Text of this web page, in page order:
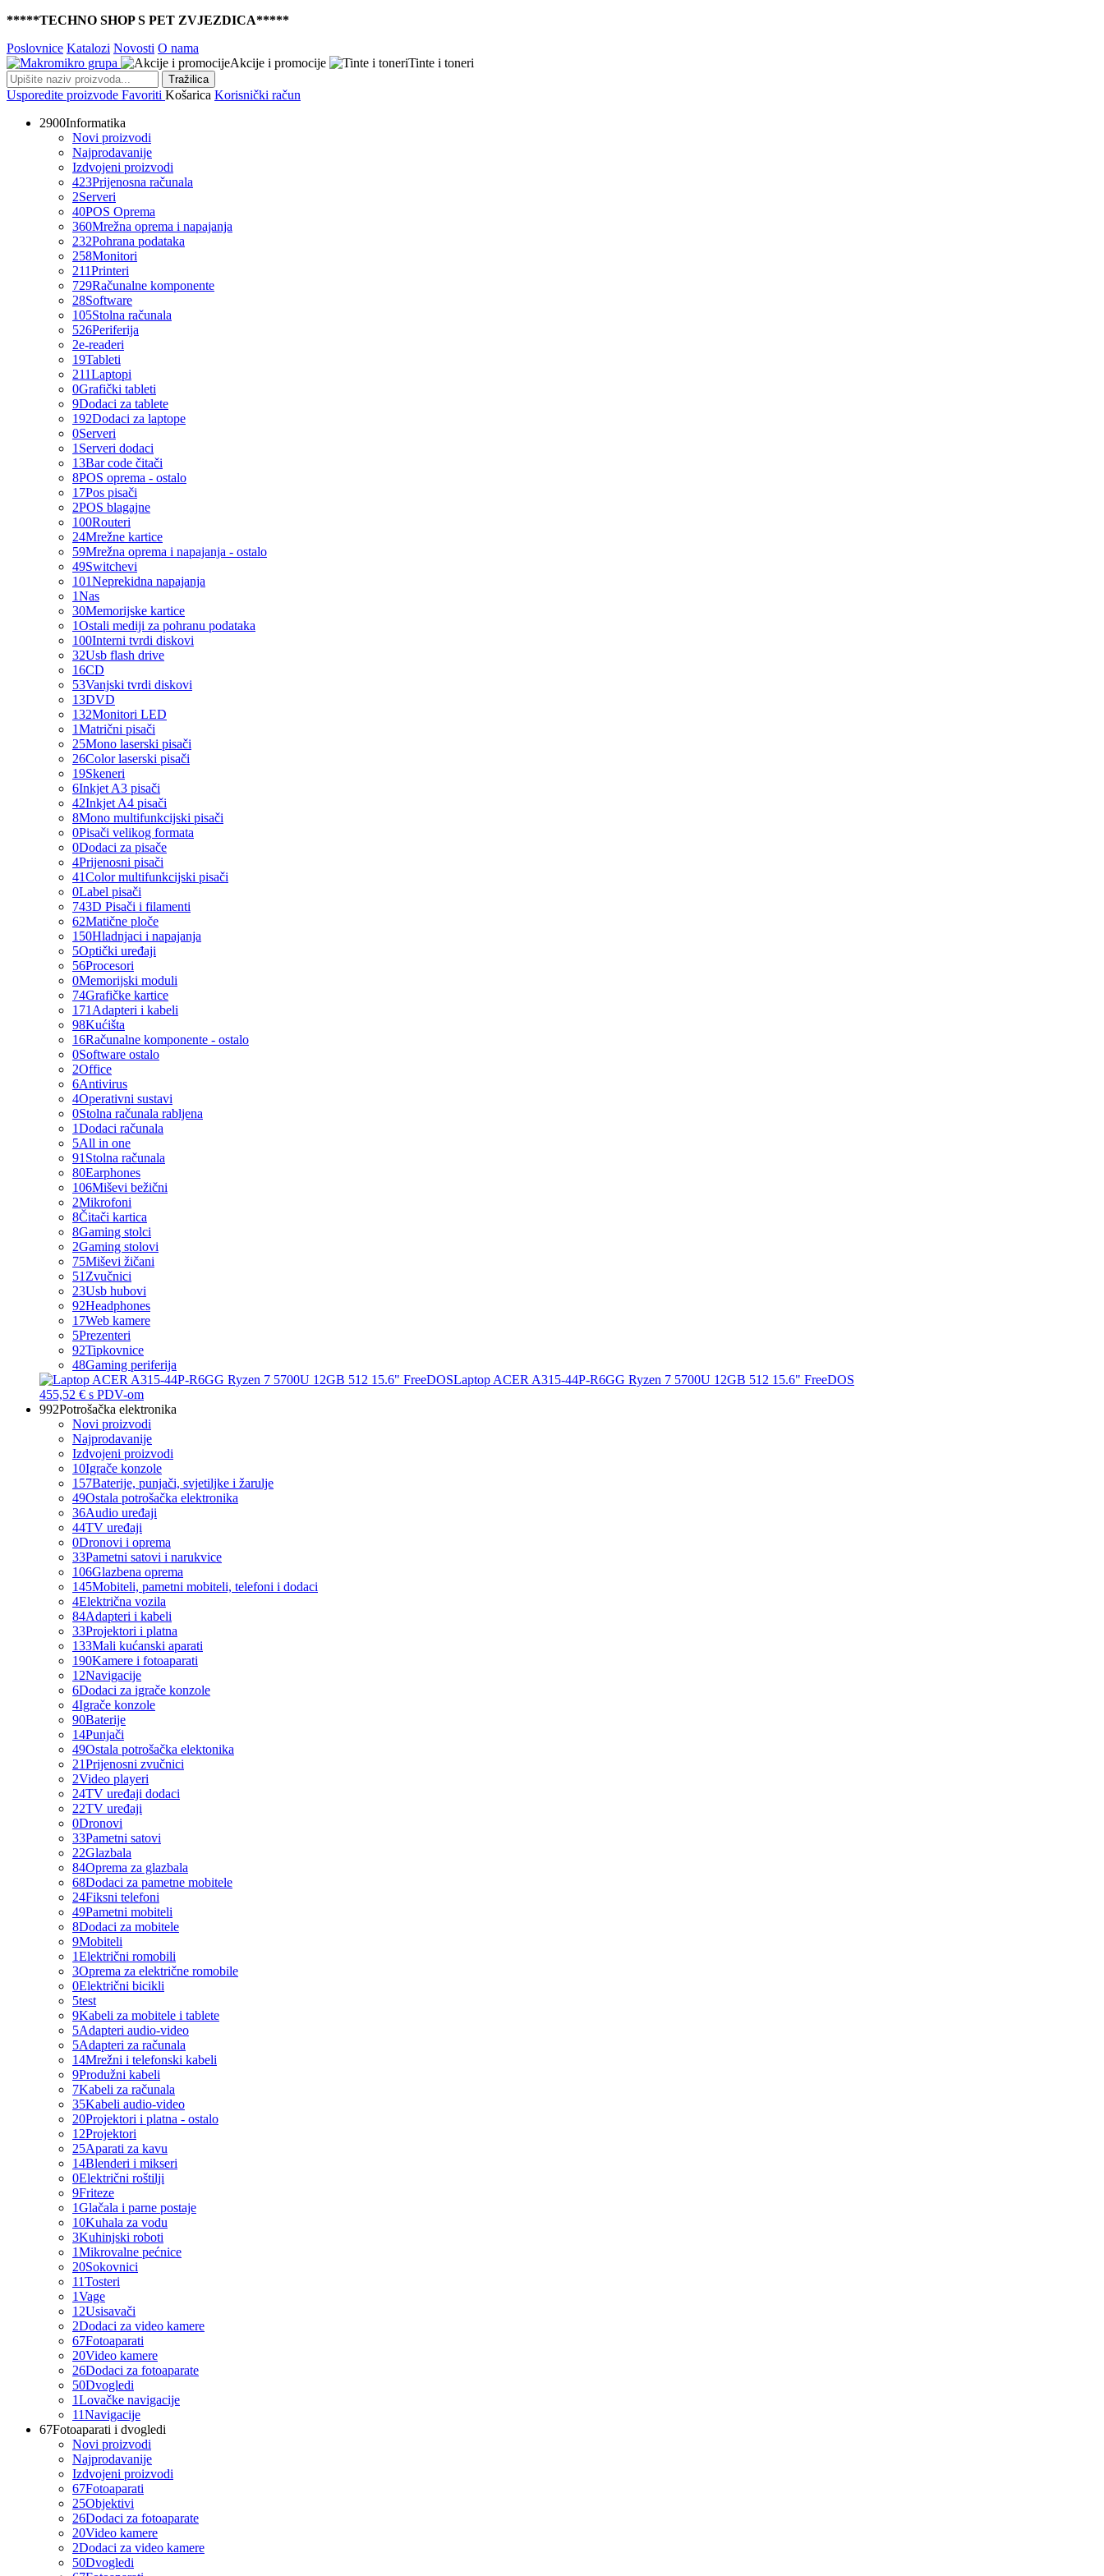
*****TECHNO SHOP S PET ZVJEZDICA*****
Poslovnice Katalozi Novosti O nama
Akcije i promocije
Tinte i toneri
Tražilica
Usporedite proizvode Favoriti Košarica Korisnički račun
2900Informatika
Novi proizvodi
Najprodavanije
Izdvojeni proizvodi
423Prijenosna računala
2Serveri
40POS Oprema
360Mrežna oprema i napajanja
232Pohrana podataka
258Monitori
211Printeri
729Računalne komponente
28Software
105Stolna računala
526Periferija
2e-readeri
19Tableti
211Laptopi
0Grafički tableti
9Dodaci za tablete
192Dodaci za laptope
0Serveri
1 Serveri dodaci
13Bar code čitači
8POS oprema - ostalo
17Pos pisači
2POS blagajne
100Routeri
24Mrežne kartice
59Mrežna oprema i napajanja - ostalo
49Switchevi
101Neprekidna napajanja
1Nas
30Memorijske kartice
1Ostali mediji za pohranu podataka
100Interni tvrdi diskovi
32Usb flash drive
16CD
53Vanjski tvrdi diskovi
13DVD
132Monitori LED
1Matrični pisači
25Mono laserski pisači
26Color laserski pisači
19Skeneri
6Inkjet A3 pisači
42Inkjet A4 pisači
8Mono multifunkcijski pisači
0Pisači velikog formata
0Dodaci za pisače
4Prijenosni pisači
41Color multifunkcijski pisači
0Label pisači
743D Pisači i filamenti
62Matične ploče
150Hladnjaci i napajanja
5Optički uređaji
56Procesori
0Memorijski moduli
74Grafičke kartice
171 Adapteri i kabeli
98Kućišta
16Računalne komponente - ostalo
0Software ostalo
2Office
6Antivirus
4Operativni sustavi
0Stolna računala rabljena
1Dodaci računala
5All in one
91 Stolna računala
80Earphones
106Miševi bežični
2Mikrofoni
8Čitači kartica
8Gaming stolci
2Gaming stolovi
75Miševi žičani
51 Zvučnici
23Usb hubovi
92Headphones
17Web kamere
5Prezenteri
92Tipkovnice
48Gaming periferija
Laptop ACER A315-44P-R6GG Ryzen 7 5700U 12GB 512 15.6" FreeDOS
455,52 € s PDV-om
992Potrošačka elektronika
Novi proizvodi
Najprodavanije
Izdvojeni proizvodi
10Igrače konzole
157Baterije, punjači, svjetiljke i žarulje
49Ostala potrošačka elektronika
36Audio uređaji
44TV uređaji
0Dronovi i oprema
33Pametni satovi i narukvice
106Glazbena oprema
145Mobiteli, pametni mobiteli, telefoni i dodaci
4Električna vozila
84Adapteri i kabeli
33Projektori i platna
133Mali kućanski aparati
190Kamere i fotoaparati
12Navigacije
6Dodaci za igrače konzole
4Igrače konzole
90Baterije
14Punjači
49Ostala potrošačka elektonika
21Prijenosni zvučnici
2Video playeri
24TV uređaji dodaci
22TV uređaji
0Dronovi
33Pametni satovi
22Glazbala
84Oprema za glazbala
68Dodaci za pametne mobitele
24Fiksni telefoni
49Pametni mobiteli
8Dodaci za mobitele
9Mobiteli
1Električni romobili
3Oprema za električne romobile
0Električni bicikli
5test
9Kabeli za mobitele i tablete
5Adapteri audio-video
5Adapteri za računala
14Mrežni i telefonski kabeli
9Produžni kabeli
7Kabeli za računala
35Kabeli audio-video
20Projektori i platna - ostalo
12Projektori
25Aparati za kavu
14Blenderi i mikseri
0Električni roštilji
9Friteze
1Glačala i parne postaje
10Kuhala za vodu
3Kuhinjski roboti
1Mikrovalne pećnice
20Sokovnici
11Tosteri
1Vage
12Usisavači
2Dodaci za video kamere
67Fotoaparati
20Video kamere
26Dodaci za fotoaparate
50Dvogledi
1Lovačke navigacije
11Navigacije
67Fotoaparati i dvogledi
Novi proizvodi
Najprodavanije
Izdvojeni proizvodi
67Fotoaparati
25Objektivi
26Dodaci za fotoaparate
20Video kamere
2Dodaci za video kamere
50Dvogledi